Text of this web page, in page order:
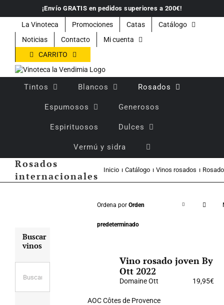
contenido
¡Envío GRATIS en pedidos superiores a 200€!
La Vinoteca Promociones Catas
Catálogo
Noticias
Contacto
Mi cuenta
CARRITO
Tintos Blancos Rosados
Espumosos Generosos
Espirituosos Dulces
Vermú y sidra
Rosados
internacionales
Inicio Catálogo Vinos rosados
Ordena por Orden
predeterminado
Vino rosado joven By
Ott 2022
Domaine Ott 19,95€
AOC Côtes de Provence
Buscar
vinos